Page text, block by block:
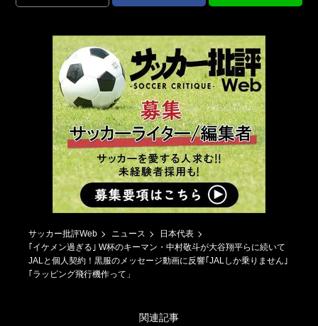
サッカー批評Web ニュース
日本代表
｢イケメン過ぎる｣ W杯のキーマン・中村敬斗が大谷翔平らに続いて
JALと個人契約！黒服のメッセージ動画に反響｢JALしか乗りません｣
｢ラッピング飛行機作って」
関連記事